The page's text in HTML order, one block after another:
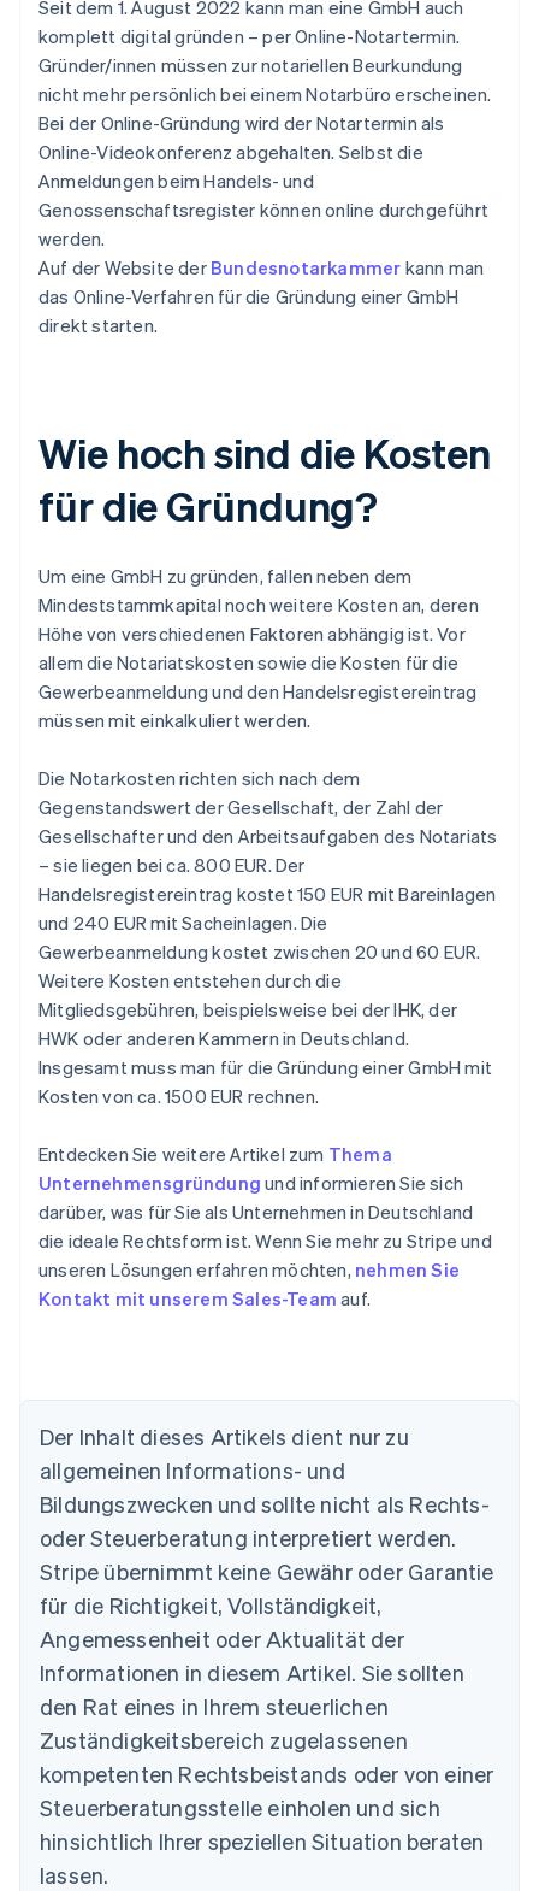
Seit dem 1. August 2022 kann man eine GmbH auch
komplett digital gründen – per Online-Notartermin.
Gründer/innen müssen zur notariellen Beurkundung
nicht mehr persönlich bei einem Notarbüro erscheinen.
Bei der Online-Gründung wird der Notartermin als
Online-Videokonferenz abgehalten. Selbst die
Anmeldungen beim Handels- und
Genossenschaftsregister können online durchgeführt
werden.
Auf der Website der Bundesnotarkammer kann man
das Online-Verfahren für die Gründung einer GmbH
direkt starten.
Wie hoch sind die Kosten
für die Gründung?
Um eine GmbH zu gründen, fallen neben dem
Mindeststammkapital noch weitere Kosten an, deren
Höhe von verschiedenen Faktoren abhängig ist. Vor
allem die Notariatskosten sowie die Kosten für die
Gewerbeanmeldung und den Handelsregistereintrag
müssen mit einkalkuliert werden.
Die Notarkosten richten sich nach dem
Gegenstandswert der Gesellschaft, der Zahl der
Gesellschafter und den Arbeitsaufgaben des Notariats
– sie liegen bei ca. 800 EUR. Der
Handelsregistereintrag kostet 150 EUR mit Bareinlagen
und 240 EUR mit Sacheinlagen. Die
Gewerbeanmeldung kostet zwischen 20 und 60 EUR.
Weitere Kosten entstehen durch die
Mitgliedsgebühren, beispielsweise bei der IHK, der
HWK oder anderen Kammern in Deutschland.
Insgesamt muss man für die Gründung einer GmbH mit
Kosten von ca. 1500 EUR rechnen.
Entdecken Sie weitere Artikel zum Thema
Unternehmensgründung und informieren Sie sich
darüber, was für Sie als Unternehmen in Deutschland
die ideale Rechtsform ist. Wenn Sie mehr zu Stripe und
unseren Lösungen erfahren möchten, nehmen Sie
Kontakt mit unserem Sales-Team auf.
Der Inhalt dieses Artikels dient nur zu
allgemeinen Informations- und
Bildungszwecken und sollte nicht als Rechts-
oder Steuerberatung interpretiert werden.
Stripe übernimmt keine Gewähr oder Garantie
für die Richtigkeit, Vollständigkeit,
Angemessenheit oder Aktualität der
Informationen in diesem Artikel. Sie sollten
den Rat eines in Ihrem steuerlichen
Zuständigkeitsbereich zugelassenen
kompetenten Rechtsbeistands oder von einer
Steuerberatungsstelle einholen und sich
hinsichtlich Ihrer speziellen Situation beraten
lassen.
Australien
English
Nederlands FrançaisDeutschEnglish
Brasilien
English
Bulgarien
English
Dänemark
Deutschland
DeutschEnglish
Estland
English
Festlandchina
简体中文